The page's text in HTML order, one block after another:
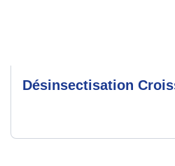
Désinsectisation